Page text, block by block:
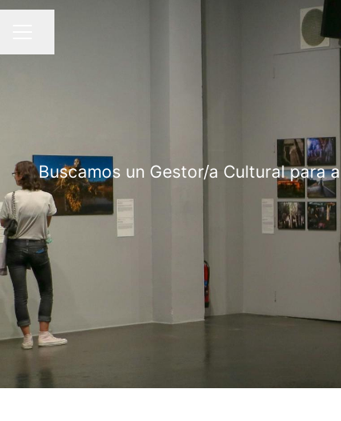
Buscamos un Gestor/a Cultural